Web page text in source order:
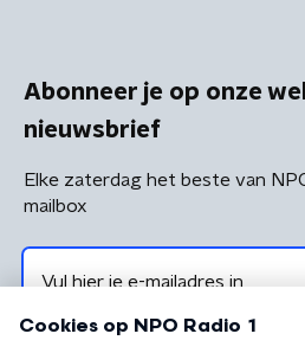
Abonneer je op onze
nieuwsbrief
Elke zaterdag het beste van
mailbox